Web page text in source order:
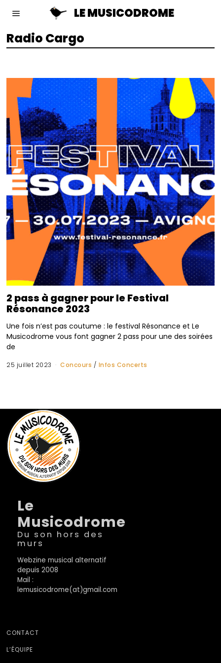
LE MUSICODROME
Radio Cargo
2 pass à gagner pour le Festival
Résonance 2023
Une fois n’est pas coutume : le festival Résonance et Le
Musicodrome vous font gagner 2 pass pour une des soirées
de
25 juillet 2023 Concours / Infos Concerts
Le
Musicodrome
Du son hors des
murs
Webzine musical alternatif
depuis 2008
Mail :
lemusicodrome(at)gmail.com
CONTACT
L’ÉQUIPE